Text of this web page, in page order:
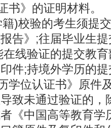
书》的证明材料。
)校验的考生须提
告》;往届毕业生
线验证的提交教
件;持境外学历的
学位认证书》原件
致未通过验证的，
《中国高等教育学